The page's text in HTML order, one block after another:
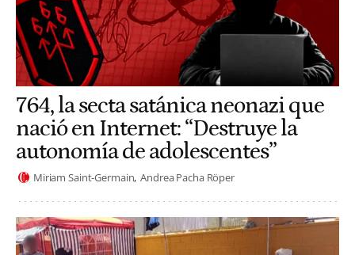
764, la secta satánica neonazi que
nació en Internet: “Destruye la
autonomía de adolescentes”
Miriam Saint-Germain Andrea Pacha Röper